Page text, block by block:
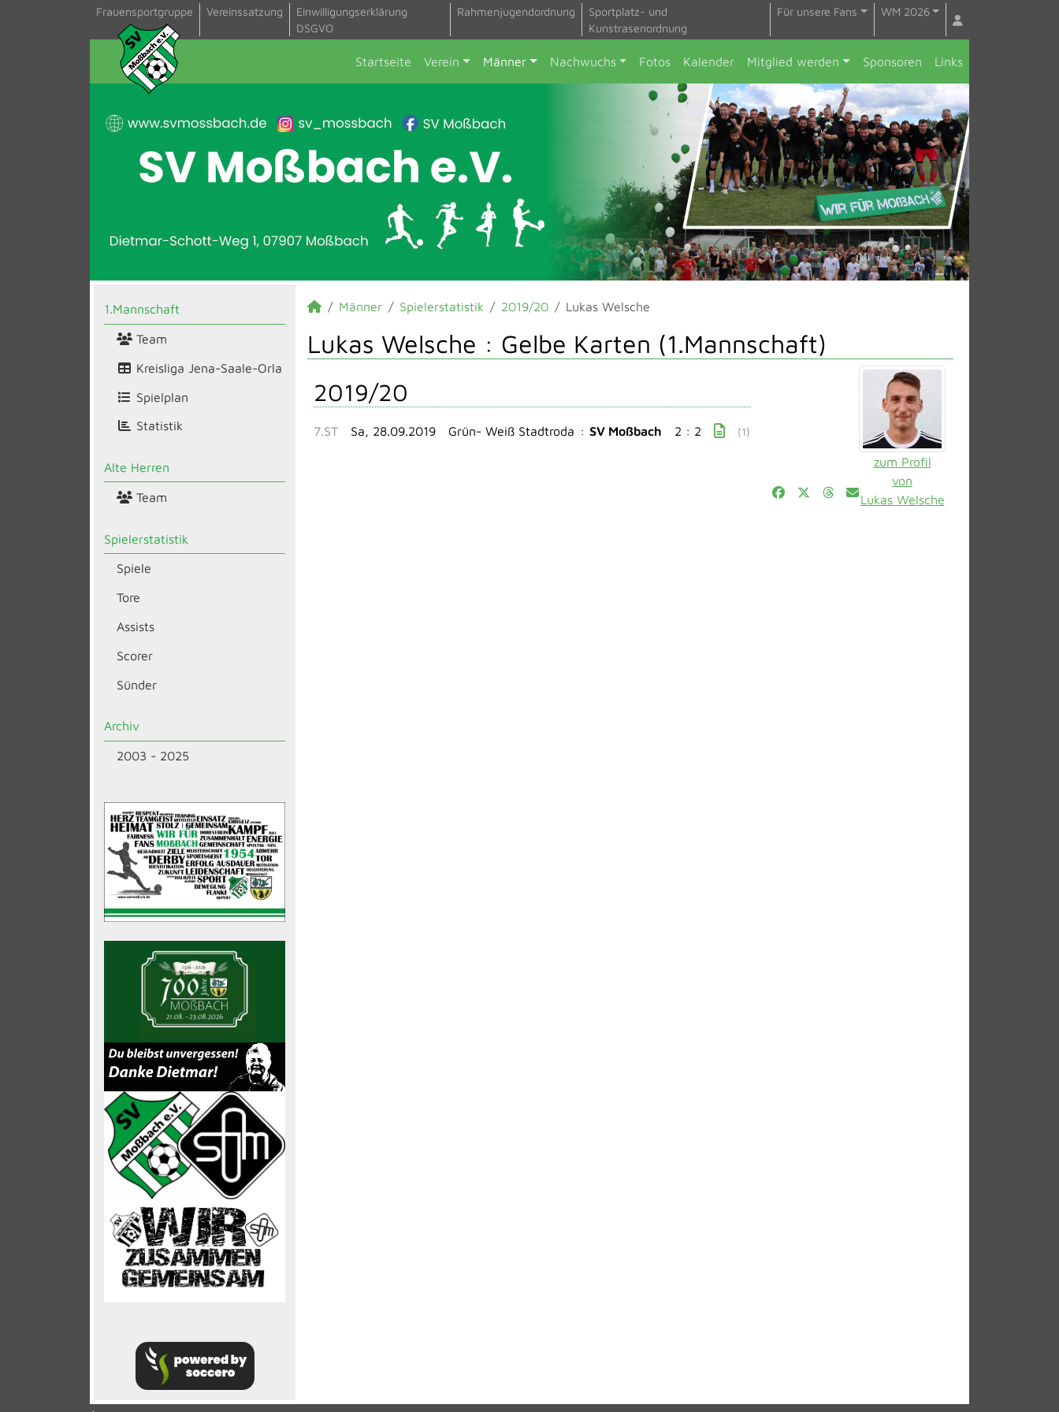
Frauensportgruppe Vereinssatzung
Einwilligungserklärung
DSGVO
Rahmenjugendordnung
Sportplatz- und
Kunstrasenordnung
Für unsere Fans WM 2026
Startseite Verein Männer Nachwuchs Fotos Kalender Mitglied werden Sponsoren Links
1.Mannschaft
Team
Kreisliga Jena-Saale-Orla
Spielplan
Statistik
Alte Herren
Team
Spielerstatistik
Spiele
Tore
Assists
Scorer
Sünder
Archiv
2003 - 2025
Männer Spielerstatistik 2019/20 Lukas Welsche
Lukas Welsche : Gelbe Karten (1.Mannschaft)
zum Profil
von
Lukas Welsche
2019/20
7.ST Sa, 28.09.2019 Grün- Weiß Stadtroda : SV Moßbach 2 : 2 (1)